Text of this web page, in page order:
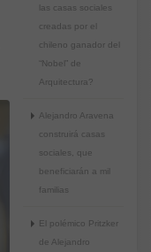
las casas sociales
creadas por el
chileno ganador del
“Nobel” de
Arquitectura?
Alejandro Aravena
construirá casas
sociales, que
beneficiarán a mil
familias
El polémico Pritzker
de Alejandro